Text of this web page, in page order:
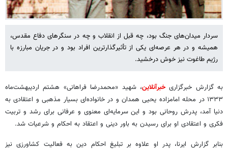
سردار میدان‌های جنگ بود، چه قبل از انقلاب و چه در سنگرهای دفاع مقدس،
همیشه و در هر عرصه‌ای یکی از تأثیرگذارترین افراد بود و در جریان مبارزه با
رژیم طاغوت نیز خوش درخشید.
به گزارش خبرگزاریخبرآنلاین، شهید «محمدرضا فراهانی» هشتم اردیبهشت‌ماه
۱۳۳۳ در محله امامزاده یحیی همدان و در خانواده‌ای بسیار مذهبی و اعتقادی به
دنیا آمد، پدرش روحانی بود و این سرمایه‌ای معنوی و عرفانی برای رشد و تربیت
فکری و اعتقادی او برای رسیدن به باور دینی و اعتقاد به احکام و شرعیات شد.
بنابر گزارش ایرنا، پدر او علاوه بر تبلیغ احکام دین به فعالیت کشاورزی نیز